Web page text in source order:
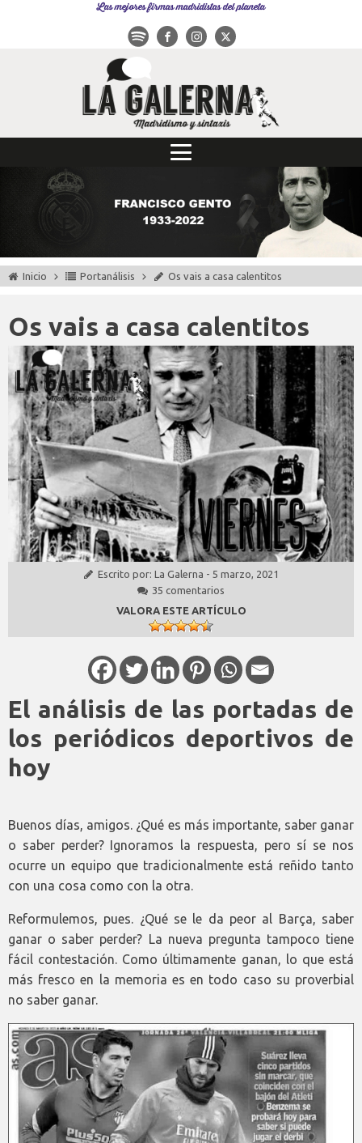
Las mejores firmas madridistas del planeta
Inicio Portanálisis Os vais a casa calentitos
Os vais a casa calentitos
Escrito por: La Galerna - 5 marzo, 2021
35 comentarios
VALORA ESTE ARTÍCULO
El análisis de las portadas de
los periódicos deportivos de
hoy
Buenos días, amigos. ¿Qué es más importante, saber ganar
o saber perder? Ignoramos la respuesta, pero sí se nos
ocurre un equipo que tradicionalmente está reñido tanto
con una cosa como con la otra.
Reformulemos, pues. ¿Qué se le da peor al Barça, saber
ganar o saber perder? La nueva pregunta tampoco tiene
fácil contestación. Como últimamente ganan, lo que está
más fresco en la memoria es en todo caso su proverbial
no saber ganar.